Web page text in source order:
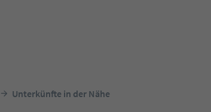
Unterkünfte in der Nähe